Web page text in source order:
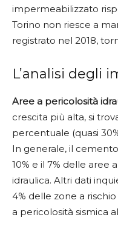
impermeabilizzato
Torino non riesce a
registrato nel 2018,
L’analisi degli
Aree a pericolosità
crescita più alta, si
percentuale (quasi
In generale, il
10% e il 7% delle aree
idraulica. Altri dati
4% delle zone a
a pericolosità sismica